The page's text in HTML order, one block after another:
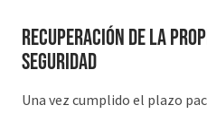
Recuperación de la
seguridad
Una vez cumplido el plazo